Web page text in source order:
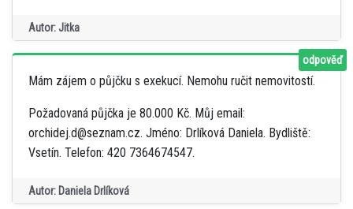
Autor: Jitka
Mám zájem o půjčku s exekucí. Nemohu ručit nemovitostí.
Požadovaná půjčka je 80.000 Kč. Můj email:
orchidej.d@seznam.cz. Jméno: Drlíková Daniela. Bydliště:
Vsetín. Telefon: 420 7364674547.
Autor: Daniela Drlíková
odpověď